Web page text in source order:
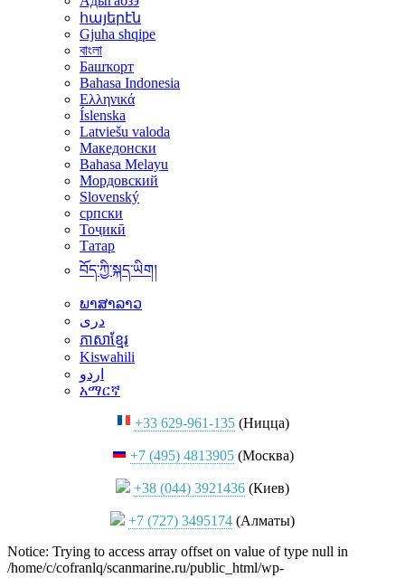
հայերէն
Gjuha shqipe
বাংলা
Башҡорт
Bahasa Indonesia
Ελληνικά
Íslenska
Latviešu valoda
Македонски
Bahasa Melayu
Мордовский
Slovenský
српски
Тоҷикӣ
Татар
བོད་ཀྱི་སྐད་ཡིག།
ພາສາລາວ
دری
ភាសាខ្មែរ
Kiswahili
اردو
አማርኛ
+33 629-961-135(Ницца)
+7 (495) 4813905(Москва)
+38 (044) 3921436 (Киев)
+7 (727) 3495174 (Алматы)
Notice: Trying to access array offset on value of type null in
/home/c/cofranlq/scanmarine.ru/public_html/wp-